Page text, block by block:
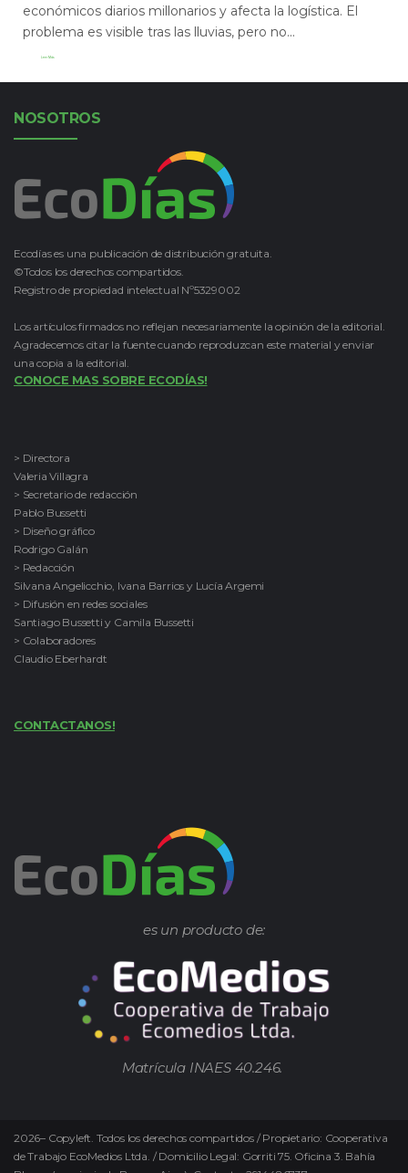
económicos diarios millonarios y afecta la logística. El
problema es visible tras las lluvias, pero no...
Leer Más
NOSOTROS
Ecodías es una publicación de distribución gratuita.
©Todos los derechos compartidos.
Registro de propiedad intelectual Nº5329002
Los artículos firmados no reflejan necesariamente la opinión de la editorial.
Agradecemos citar la fuente cuando reproduzcan este material y enviar
una copia a la editorial.
CONOCE MAS SOBRE ECODÍAS!
> Directora
Valeria Villagra
> Secretario de redacción
Pablo Bussetti
> Diseño gráfico
Rodrigo Galán
> Redacción
Silvana Angelicchio, Ivana Barrios y Lucía Argemi
> Difusión en redes sociales
Santiago Bussetti y Camila Bussetti
> Colaboradores
Claudio Eberhardt
CONTACTANOS!
es un producto de:
Matrícula INAES 40.246.
2026– Copyleft. Todos los derechos compartidos / Propietario: Cooperativa
de Trabajo EcoMedios Ltda. / Domicilio Legal: Gorriti 75. Oficina 3. Bahía